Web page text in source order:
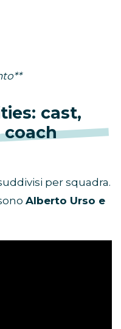
cast,
coach
per squadra.
Alberto Urso e